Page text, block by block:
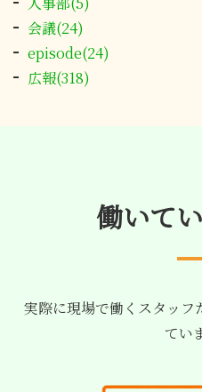
会議(24)
episode(24)
広報(318)
働いて
実際に現場で働くスタッフ
てい